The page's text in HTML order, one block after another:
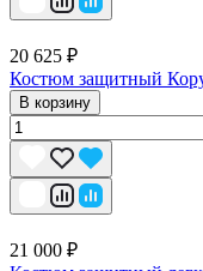
20 625 ₽
Костюм защитный
В корзину
21 000 ₽